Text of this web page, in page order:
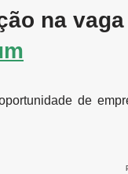
na vaga
de